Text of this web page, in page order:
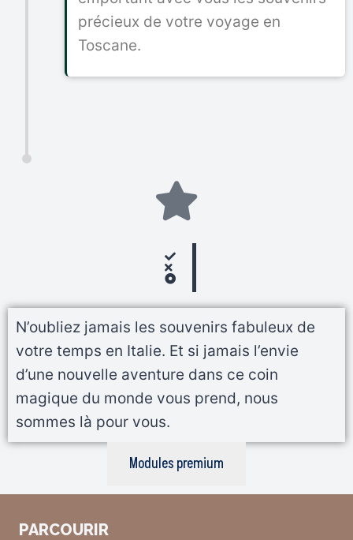
précieux de votre voyage en
Toscane.
N’oubliez jamais les souvenirs fabuleux de
votre temps en Italie. Et si jamais l’envie
d’une nouvelle aventure dans ce coin
magique du monde vous prend, nous
sommes là pour vous.
Modules premium
PARCOURIR